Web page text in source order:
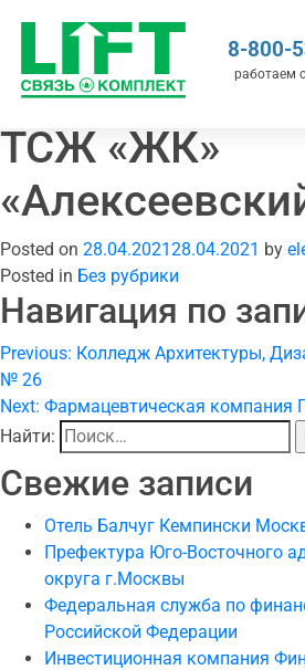
8-800-
работаем
ТСЖ «ЖК»
Posted on 28.04.202128.04.2021 by
Posted in Без рубрики
Навигация по
Previous: Колледж Архитектуры,
№ 26
Next: Фармацевтическая компания
Найти:
Свежие записи
Отель Балчуг Кемпински
Префектура Юго-Восточного
округа г.Москвы
Федеральная служба по
Российской Федерации
Инвестиционная компания